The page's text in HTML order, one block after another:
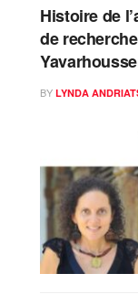
Histoire de
de
BY LYNDA